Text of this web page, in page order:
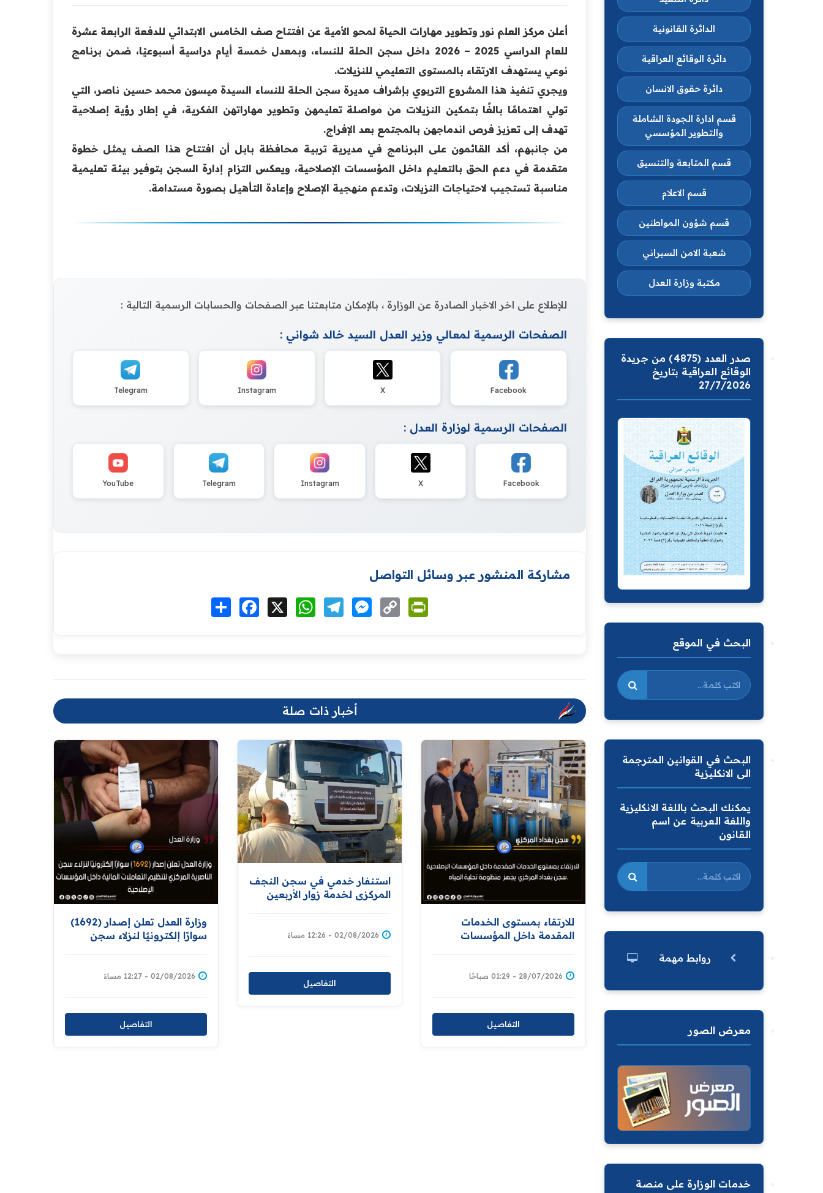
أعلن مركز العلم نور وتطوير مهارات الحياة لمحو الأمية عن افتتاح صف الخامس الابتدائي للدفعة الرابعة عشرة
للعام الدراسي 2025 – 2026 داخل سجن الحلة للنساء، وبمعدل خمسة أيام دراسية أسبوعيًا، ضمن برنامج
نوعي يستهدف الارتقاء بالمستوى التعليمي للنزيلات.
ويجري تنفيذ هذا المشروع التربوي بإشراف مديرة سجن الحلة للنساء السيدة ميسون محمد حسين ناصر، التي
تولي اهتمامًا بالغًا بتمكين النزيلات من مواصلة تعليمهن وتطوير مهاراتهن الفكرية، في إطار رؤية إصلاحية
تهدف إلى تعزيز فرص اندماجهن بالمجتمع بعد الإفراج.
من جانبهم، أكد القائمون على البرنامج في مديرية تربية محافظة بابل أن افتتاح هذا الصف يمثل خطوة
متقدمة في دعم الحق بالتعليم داخل المؤسسات الإصلاحية، ويعكس التزام إدارة السجن بتوفير بيئة تعليمية
مناسبة تستجيب لاحتياجات النزيلات، وتدعم منهجية الإصلاح وإعادة التأهيل بصورة مستدامة.
للإطلاع على اخر الاخبار الصادرة عن الوزارة ، بالإمكان متابعتنا عبر الصفحات والحسابات الرسمية التالية :
الصفحات الرسمية لمعالي وزير العدل السيد خالد شواني :
Facebook
X
Instagram
Telegram
الصفحات الرسمية لوزارة العدل :
Facebook
X
Instagram
Telegram
YouTube
مشاركة المنشور عبر وسائل التواصل
انشر Facebook WhatsAppTelegramMessenger
Copy
Link
أخبار ذات صلة
وزارة العدل تعلن إصدار (1692)
سوارًا إلكترونيًا لنزلاء سجن
المؤسسات الإصلاحية
02/08/2026 - 12:27 مساءً
التفاصيل
استنفار خدمي في سجن النجف
المركزي لخدمة زوار الأربعين
02/08/2026 - 12:26 مساءً
التفاصيل
للارتقاء بمستوى الخدمات
المقدمة داخل المؤسسات
28/07/2026 - 01:29 صباحًا
التفاصيل
الدائرة القانونية
دائرة الوقائع العراقية
دائرة حقوق الانسان
قسم ادارة الجودة الشاملة
والتطوير المؤسسي
قسم المتابعة والتنسيق
قسم الاعلام
قسم شؤون المواطنين
شعبة الامن السبراني
مكتبة وزارة العدل
صدر العدد (4875) من جريدة
الوقائع العراقية بتاريخ
27/7/2026
البحث في الموقع
البحث في القوانين المترجمة
الى الانكليزية
يمكنك البحث باللغة الانكليزية
واللغة العربية عن اسم
القانون
روابط مهمة
معرض الصور
خدمات الوزارة على منصة